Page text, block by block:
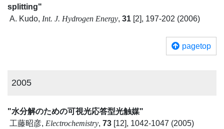
splitting"
A. Kudo, Int. J. Hydrogen Energy, 31 [2], 197-202 (2006)
pagetop
2005
"水分解のための可視光応答型光触媒"
工藤昭彦, Electrochemistry, 73 [12], 1042-1047 (2005)